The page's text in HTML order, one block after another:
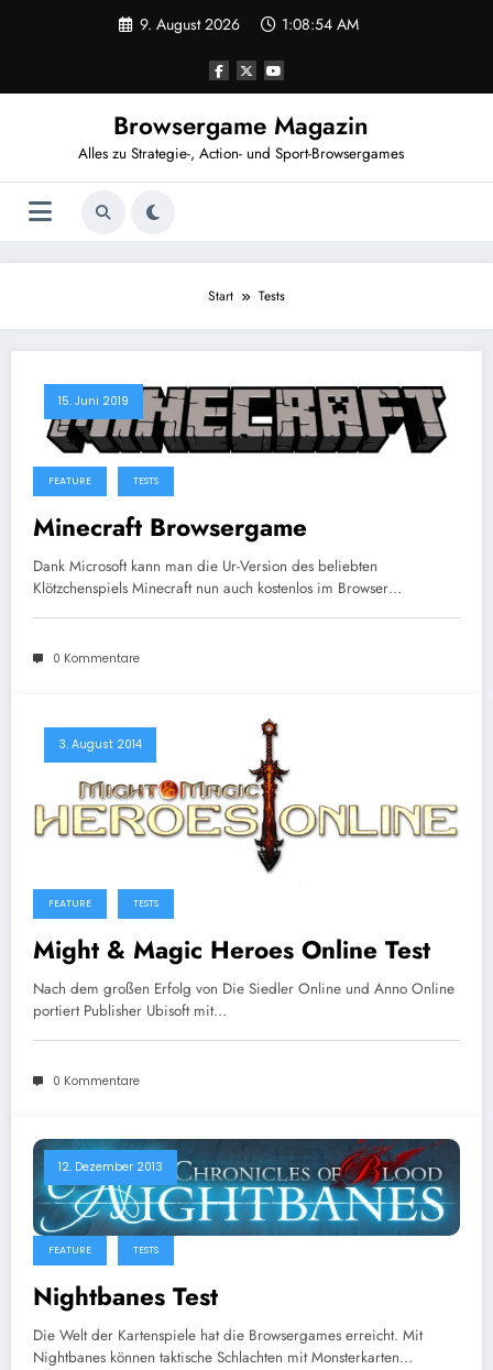
9. August 2026 1:08:54 AM
Browsergame Magazin
Alles zu Strategie-, Action- und Sport-Browsergames
Start Tests
15. Juni 2019
FEATURE TESTS
Minecraft Browsergame
Dank Microsoft kann man die Ur-Version des beliebten
Klötzchenspiels Minecraft nun auch kostenlos im Browser…
0 Kommentare
3. August 2014
FEATURE TESTS
Might & Magic Heroes Online Test
Nach dem großen Erfolg von Die Siedler Online und Anno Online
portiert Publisher Ubisoft mit…
0 Kommentare
12. Dezember 2013
FEATURE TESTS
Nightbanes Test
Die Welt der Kartenspiele hat die Browsergames erreicht. Mit
Nightbanes können taktische Schlachten mit Monsterkarten…